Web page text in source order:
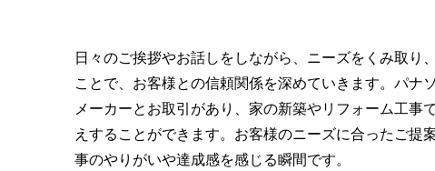
日々のご挨拶やお話しをしながら、ニーズをくみ取
ことで、お客様との信頼関係を深めていきます。パナ
メーカーとお取引があり、家の新築やリフォーム工
えすることができます。お客様のニーズに合ったご
事のやりがいや達成感を感じる瞬間です。